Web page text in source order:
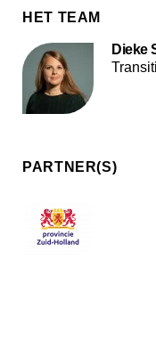
HET TEAM
Dieke
PARTNER(S)